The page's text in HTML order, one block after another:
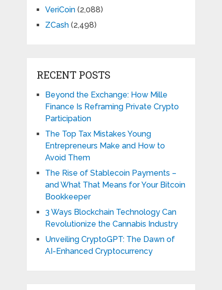
VeriCoin(2,088)
ZCash(2,498)
RECENT POSTS
Beyond the Exchange: How Mille
Finance Is Reframing Private Crypto
Participation
The Top Tax Mistakes Young
Entrepreneurs Make and How to
Avoid Them
The Rise of Stablecoin Payments –
and What That Means for Your Bitcoin
Bookkeeper
3 Ways Blockchain Technology Can
Revolutionize the Cannabis Industry
Unveiling CryptoGPT: The Dawn of
AI-Enhanced Cryptocurrency